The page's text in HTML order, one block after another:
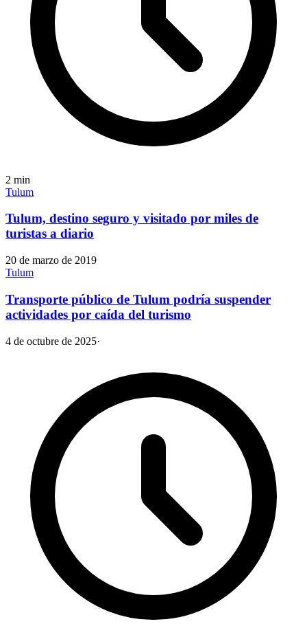
2 min
Tulum
Tulum, destino seguro y visitado por miles de
turistas a diario
20 de marzo de 2019
Tulum
Transporte público de Tulum podría suspender
actividades por caída del turismo
4 de octubre de 2025·